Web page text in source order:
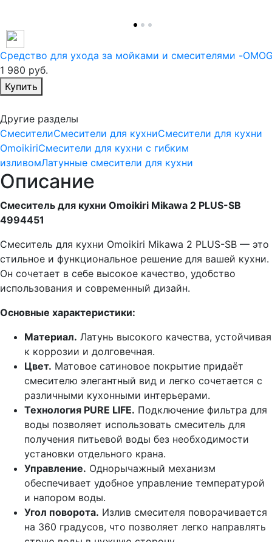
Средство для ухода за мойками и смесителями -
1 980 руб.
Купить
Другие разделы
СмесителиСмесители для кухниСмесители для кухни
OmoikiriСмесители для кухни с гибким
изливомЛатунные смесители для кухни
Описание
Смеситель для кухни Omoikiri Mikawa 2 PLUS-SB
4994451
Смеситель для кухни Omoikiri Mikawa 2 PLUS-SB — это
стильное и функциональное решение для вашей кухни.
Он сочетает в себе высокое качество, удобство
использования и современный дизайн.
Основные характеристики:
Материал. Латунь высокого качества, устойчивая
к коррозии и долговечная.
Цвет. Матовое сатиновое покрытие придаёт
смесителю элегантный вид и легко сочетается с
различными кухонными интерьерами.
Технология PURE LIFE. Подключение фильтра для
воды позволяет использовать смеситель для
получения питьевой воды без необходимости
установки отдельного крана.
Управление. Однорычажный механизм
обеспечивает удобное управление температурой
и напором воды.
Угол поворота. Излив смесителя поворачивается
на 360 градусов, что позволяет легко направлять